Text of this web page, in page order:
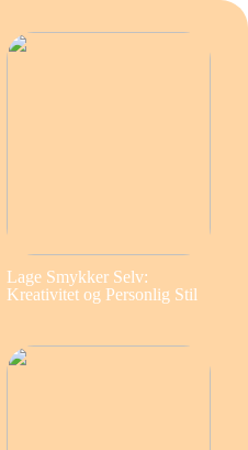
Lage Smykker Selv:
Kreativitet og Personlig Stil